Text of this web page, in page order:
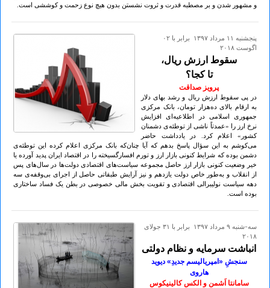
و مشهور شدن و بر مصطبه‌ قدرت و ثروت نشستن بدون هیچ نوع زحمت و کوششی است.
پنجشنبه ۱۱ مرداد ۱۳۹۷ برابر با ۰۲
اگوست ۲۰۱۸
سقوط ارزش ریال،
تا کجا؟
پرویز صداقت
در پی سقوط ارزش ریال و رشد بهای دلار
به ارقام بالای ده‌هزار تومان، بانک مرکزی
جمهوری اسلامی در اطلاعیه‌ای افزایش
نرخ ارز را «عمدتاً ناشی از توطئه‌ی دشمنان
کشور» اعلام کرد. در یادداشت حاضر
می‌کوشم به این سؤال پاسخ بدهم که آیا چنان‌که بانک مرکزی اعلام کرده این توطئه‌ی
دشمن بوده که شرایط کنونی بازار ارز و تورم افسارگسیخته را در اقتصاد ایران پدید آورده یا
خیر وضعیت کنونی بازار ارز حاصل مجموعه سیاست‌های اقتصادی دولت‌ها در سال‌های پس
از انقلاب و به‌طور خاص دولت یازدهم و نیز آرایش طبقاتی حاصل از اجرای بی‌وقفه‌ی سه
دهه سیاست نولیبرالی اقتصادی و تقویت بخش مالی خصوصی در بطن یک فساد ساختاری
بوده است.
سه-شنبه ۹ مرداد ۱۳۹۷ برابر با ۳۱ جولای
۲۰۱۸
انباشت سرمایه و نظام دولتی
سنجشِ «امپریالیسم جدیدِ» دیوید
هاروی
سامانتا اَشمن و الکس کالینیکوس